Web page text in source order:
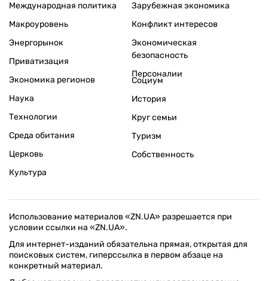
Международная политика
Макроуровень
Энергорынок
Приватизация
Экономика регионов
Зарубежная экономика
Конфликт интересов
Экономическая
безопасность
Персоналии
Наука
Технологии
Среда обитания
Церковь
Культура
Социум
История
Круг семьи
Туризм
Собственность
Использование материалов «ZN.UA» разрешается при
условии ссылки на «ZN.UA».
Для интернет-изданий обязательна прямая, открытая для
поисковых систем, гиперссылка в первом абзаце на
конкретный материал.